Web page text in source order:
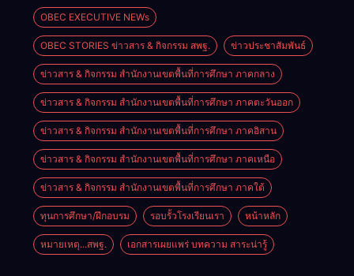
ไทยสู่อนาคต”
ประจำเขต
ตรวจราชการ
ที่ 13
นำการศึกษา
ไทยสู่อนาคต”
เขตตรวจ
ราชการที่ ๑๓
2569
OBEC EXECUTIVE NEWs
OBEC STORIES ข่าวสาร & กิจกรรม สพฐ. ข่าวประชาสัมพันธ์
ข่าวสาร & กิจกรรม สำนักงานเขตพื้นที่การศึกษา ภาคกลาง
ข่าวสาร & กิจกรรม สำนักงานเขตพื้นที่การศึกษา ภาคตะวันออก
ข่าวสาร & กิจกรรม สำนักงานเขตพื้นที่การศึกษา ภาคอิสาน
ข่าวสาร & กิจกรรม สำนักงานเขตพื้นที่การศึกษา ภาคเหนือ
ข่าวสาร & กิจกรรม สำนักงานเขตพื้นที่การศึกษา ภาคใต้
ทุนการศึกษา/ฝึกอบรม รอบรั้วโรงเรียนเรา หน้าหลัก
หมายเหตุ...สพฐ. เอกสารเผยแพร่ บทความ สาระน่ารู้